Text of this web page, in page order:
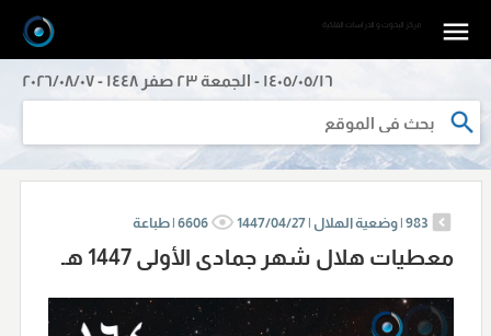
١٤٠٥/٠٥/١٦ - الجمعة ٢٣ صفر ١٤٤٨ - ٢٠٢٦/٠٨/٠٧
مرکز البحوث و الدراسات الفلکیة
983
| وضعية الهلال | 1447/04/27
6606
| طباعة
معطيات هلال شهر جمادى الأولى 1447 هـ